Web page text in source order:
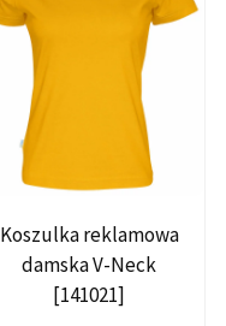
Koszulka reklamowa
damska V-Neck
[141021]